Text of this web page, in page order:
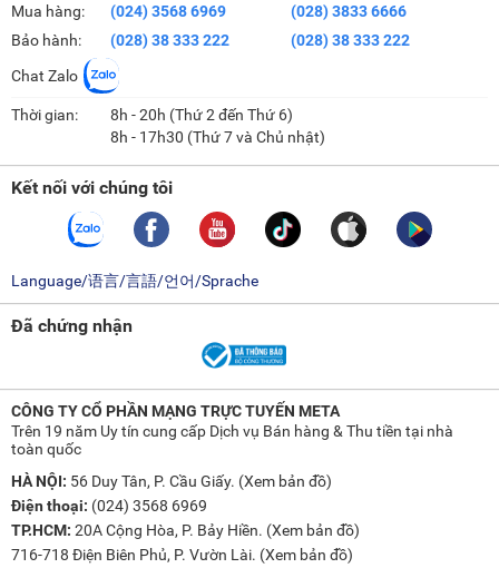
Mua hàng:
Bảo hành:
(024) 3568 6969
(028) 38 333 222
(028) 3833 6666
(028) 38 333 222
Chat Zalo
Thời gian:
8h - 20h (Thứ 2 đến Thứ 6)
8h - 17h30 (Thứ 7 và Chủ nhật)
Kết nối với chúng tôi
Language/语言/言語/언어/Sprache
Đã chứng nhận
CÔNG TY CỔ PHẦN MẠNG TRỰC TUYẾN META
Trên 19 năm Uy tín cung cấp Dịch vụ Bán hàng & Thu tiền tại nhà
toàn quốc
HÀ NỘI: 56 Duy Tân, P. Cầu Giấy. (Xem bản đồ)
Điện thoại: (024) 3568 6969
TP.HCM: 20A Cộng Hòa, P. Bảy Hiền. (Xem bản đồ)
716-718 Điện Biên Phủ, P. Vườn Lài. (Xem bản đồ)